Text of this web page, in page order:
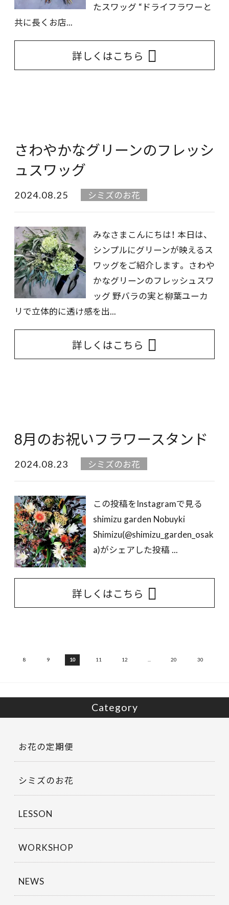
たスワッグ “ドライフラワーと
共に長くお店...
詳しくはこちら
さわやかなグリーンのフレッシ
ュスワッグ
2024.08.25 シミズのお花
みなさまこんにちは！ 本日は、
シンプルにグリーンが映えるス
ワッグをご紹介します。 さわや
かなグリーンのフレッシュスワ
ッグ 野バラの実と柳葉ユーカ
リで立体的に透け感を出...
詳しくはこちら
8月のお祝いフラワースタンド
2024.08.23 シミズのお花
この投稿をInstagramで見る
shimizu garden Nobuyki
Shimizu(@shimizu_garden_osak
a)がシェアした投稿 ...
詳しくはこちら
8 9 10 11 12 ... 20 30
Category
お花の定期便
シミズのお花
LESSON
WORKSHOP
NEWS